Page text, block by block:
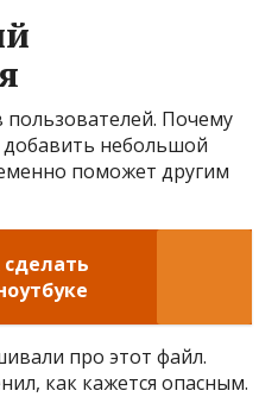
Почему
небольшой
поможет другим
сделать
про этот файл.
как кажется опасным.